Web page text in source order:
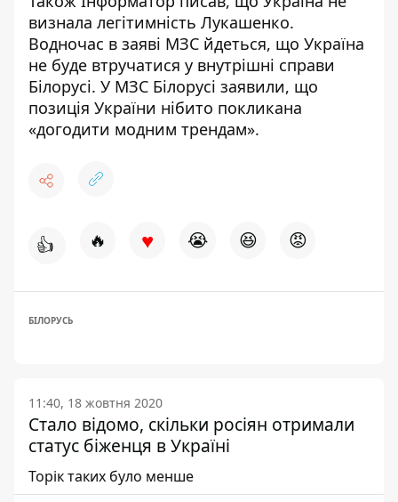
визнала легітимність Лукашенко.
Водночас в заяві МЗС йдеться, що Україна
не буде втручатися у внутрішні справи
Білорусі. У МЗС Білорусі заявили, що
позиція України нібито покликана
«догодити модним трендам».
👍 🔥 ♥ 😭 😆 😡
БІЛОРУСЬ
11:40, 18 жовтня 2020
Стало відомо, скільки росіян отримали
статус біженця в Україні
Торік таких було менше